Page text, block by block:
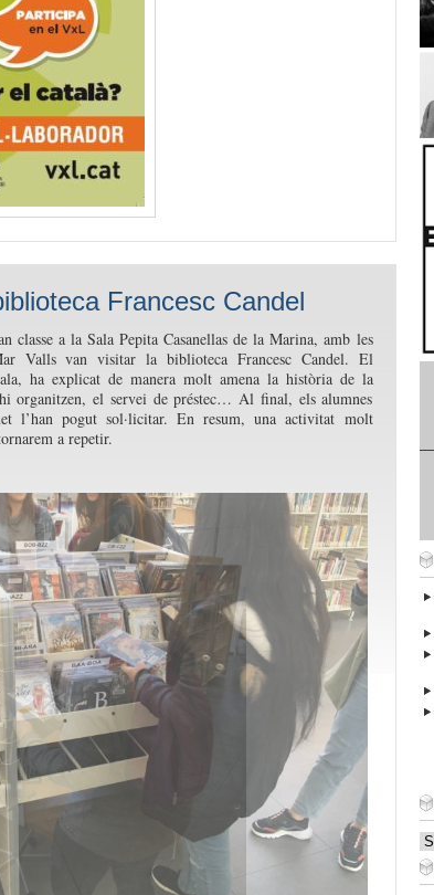
Francesc Candel
classe a la Sala Pepita Casanellas de la Marina, amb les
Valls van visitar la biblioteca Francesc Candel. El
ha explicat de manera molt amena la història de la
organitzen, el servei de préstec… Al final, els alumnes
l’han pogut sol·licitar. En resum, una activitat molt
a repetir.